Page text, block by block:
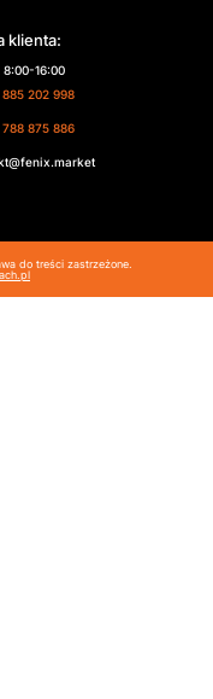
klienta:
8:00-16:00
202 998
875 886
do treści zastrzeżone.